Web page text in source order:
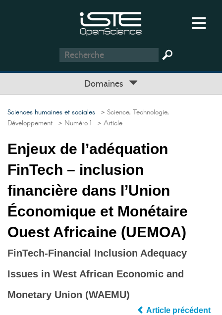
Domaines
Sciences humaines et sociales > Science, Technologie,
Développement > Numéro 1 > Article
Enjeux de l’adéquation
FinTech – inclusion
financière dans l’Union
Économique et Monétaire
Ouest Africaine (UEMOA)
FinTech-Financial Inclusion Adequacy
Issues in West African Economic and
Monetary Union (WAEMU)
Article précédent